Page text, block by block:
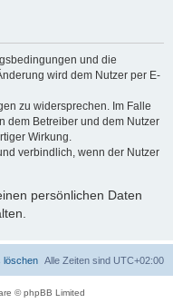
und die
wird dem Nutzer per E-
zu widersprechen. Im Falle
dem Betreiber und dem Nutzer
Wirkung.
verbindlich, wenn der Nutzer
persönlichen Daten
Alle Zeiten sind UTC+02:00
löschen
© phpBB Limited